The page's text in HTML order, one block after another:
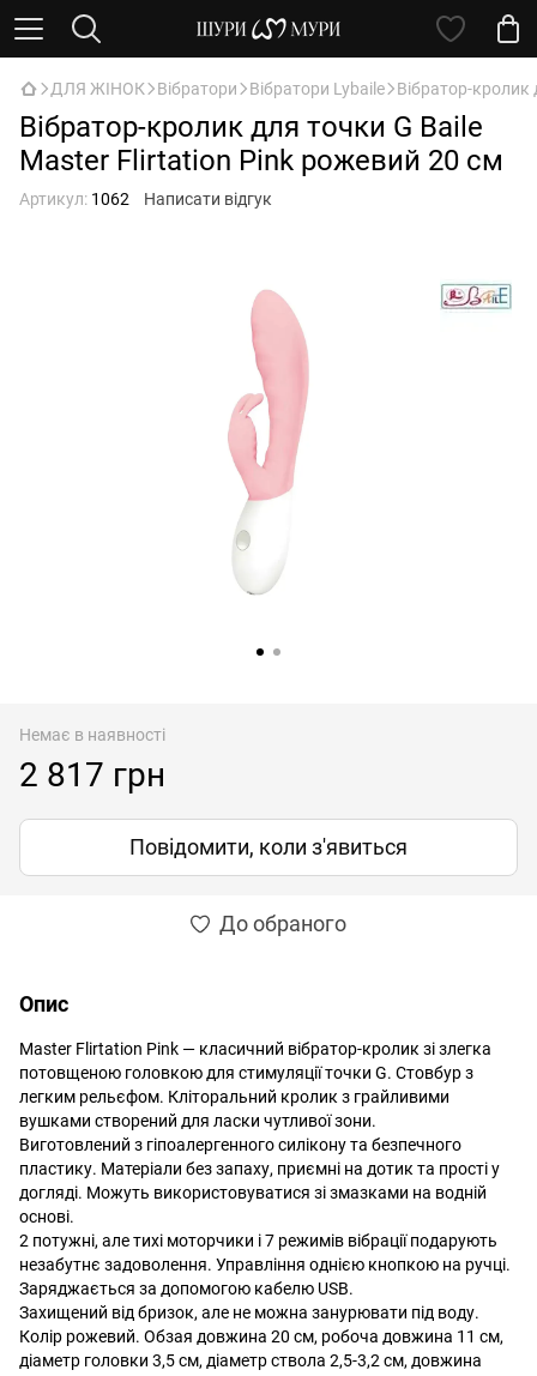
ДЛЯ ЖІНОК Вібратори Вібратори Lybaile Вібратор-
Вібратор-кролик для точки G Baile
Master Flirtation Pink рожевий 20 см
Артикул: 1062 Написати відгук
Немає в наявності
2 817 грн
Повідомити, коли з'явиться
До обраного
Опис
Master Flirtation Pink — класичний вібратор-кролик зі злегка
потовщеною головкою для стимуляції точки G. Стовбур з
легким рельєфом. Кліторальний кролик з грайливими
вушками створений для ласки чутливої зони.
Виготовлений з гіпоалергенного силікону та безпечного
пластику. Матеріали без запаху, приємні на дотик та прості у
догляді. Можуть використовуватися зі змазками на водній
основі.
2 потужні, але тихі моторчики і 7 режимів вібрації подарують
незабутнє задоволення. Управління однією кнопкою на ручці.
Заряджається за допомогою кабелю USB.
Захищений від бризок, але не можна занурювати під воду.
Колір рожевий. Обзая довжина 20 см, робоча довжина 11 см,
діаметр головки 3,5 см, діаметр ствола 2,5-3,2 см, довжина